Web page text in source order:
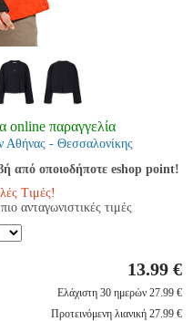
online παραγγελία
Αθήνας - Θεσσαλονίκης
από οποιοδήποτε eshop point!
Τιμές!
ανταγωνιστικές τιμές
13.99 €
Ελάχιστη 30 ημερών 27.99 €
Προτεινόμενη λιανική 27.99 €